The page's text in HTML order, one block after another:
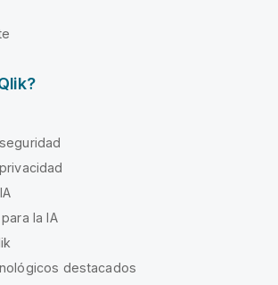
la IA
destacados